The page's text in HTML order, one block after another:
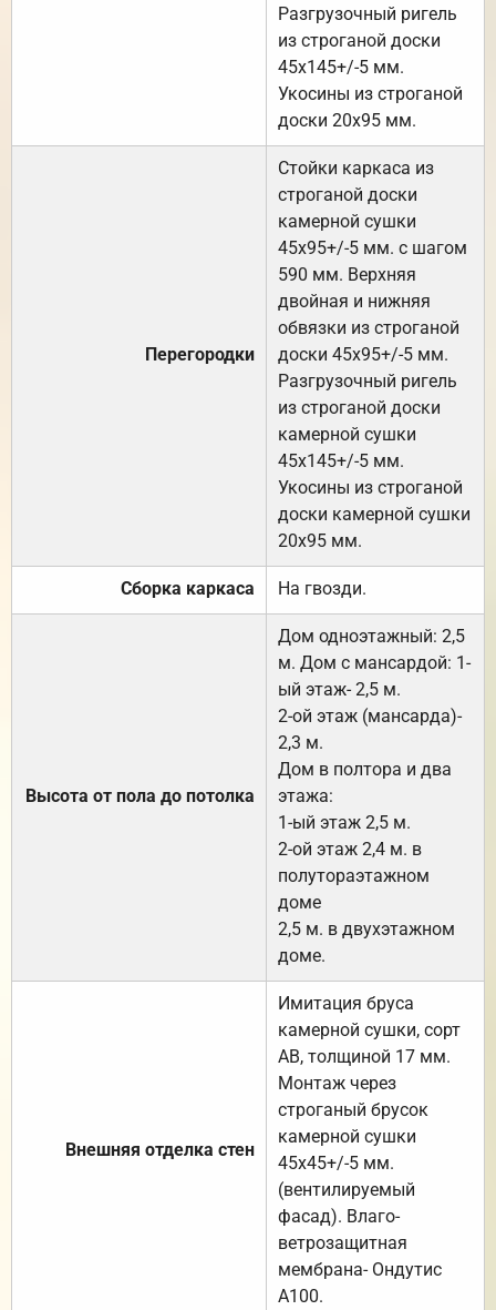
Разгрузочный ригель
из строганой доски
45х145+/-5 мм.
Укосины из строганой
доски 20х95 мм.
Перегородки
Стойки каркаса из
строганой доски
камерной сушки
45х95+/-5 мм. с шагом
590 мм. Верхняя
двойная и нижняя
обвязки из строганой
доски 45х95+/-5 мм.
Разгрузочный ригель
из строганой доски
камерной сушки
45х145+/-5 мм.
Укосины из строганой
доски камерной сушки
20х95 мм.
Сборка каркаса На гвозди.
Высота от пола до потолка
Дом одноэтажный: 2,5
м. Дом с мансардой: 1-
ый этаж- 2,5 м.
2-ой этаж (мансарда)-
2,3 м.
Дом в полтора и два
этажа:
1-ый этаж 2,5 м.
2-ой этаж 2,4 м. в
полутораэтажном
доме
2,5 м. в двухэтажном
доме.
Внешняя отделка стен
Имитация бруса
камерной сушки, сорт
АВ, толщиной 17 мм.
Монтаж через
строганый брусок
камерной сушки
45х45+/-5 мм.
(вентилируемый
фасад). Влаго-
ветрозащитная
мембрана- Ондутис
А100.